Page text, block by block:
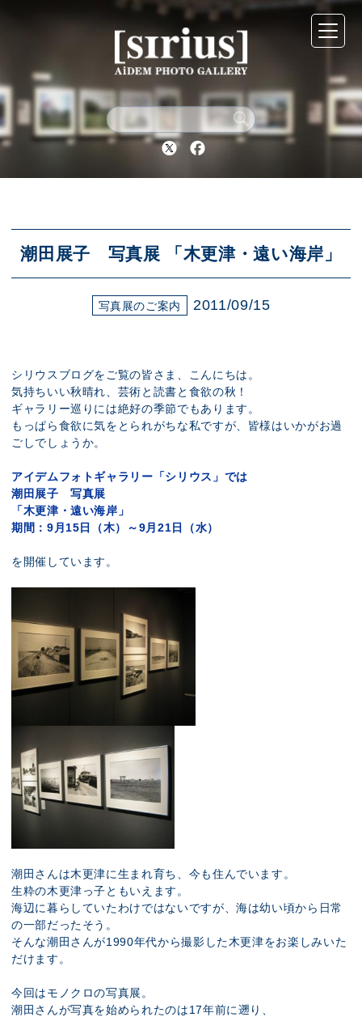
Twitter Facebook
潮田展子 写真展 「木更津・遠い海岸」
写真展のご案内 2011/09/15
シリウスブログをご覧の皆さま、こんにちは。
気持ちいい秋晴れ、芸術と読書と食欲の秋！
ギャラリー巡りには絶好の季節でもあります。
もっぱら食欲に気をとられがちな私ですが、皆様はいかがお過
ごしでしょうか。
アイデムフォトギャラリー「シリウス」では
潮田展子 写真展
「木更津・遠い海岸」
期間：9月15日（木）～9月21日（水）
を開催しています。
潮田さんは木更津に生まれ育ち、今も住んでいます。
生粋の木更津っ子ともいえます。
海辺に暮らしていたわけではないですが、海は幼い頃から日常
の一部だったそう。
そんな潮田さんが1990年代から撮影した木更津をお楽しみいた
だけます。
今回はモノクロの写真展。
潮田さんが写真を始められたのは17年前に遡り、
シリウスについて
展示スケジュール
アクセス